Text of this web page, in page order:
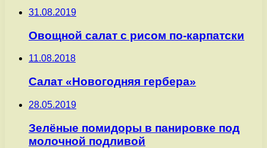
31.08.2019
Овощной салат с рисом по-карпатски
11.08.2018
Салат «Новогодняя гербера»
28.05.2019
Зелёные помидоры в панировке под
молочной подливой